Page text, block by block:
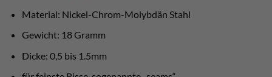
Material: Nickel-Chrom-Molybdän Stahl
Gewicht: 18 Gramm
Dicke: 0,5 bis 1.5mm